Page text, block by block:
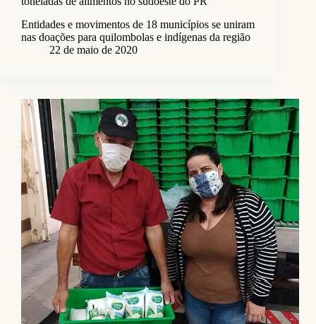
Entidades e movimentos de 18 municípios se uniram
nas doações para quilombolas e indígenas da região
22 de maio de 2020